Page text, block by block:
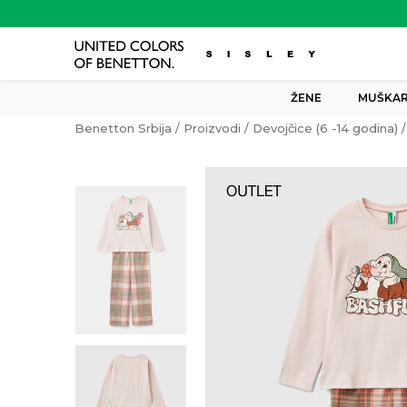
ŽENE
Benetton Srbija Proizvodi Devojčice (6 -14 godina)